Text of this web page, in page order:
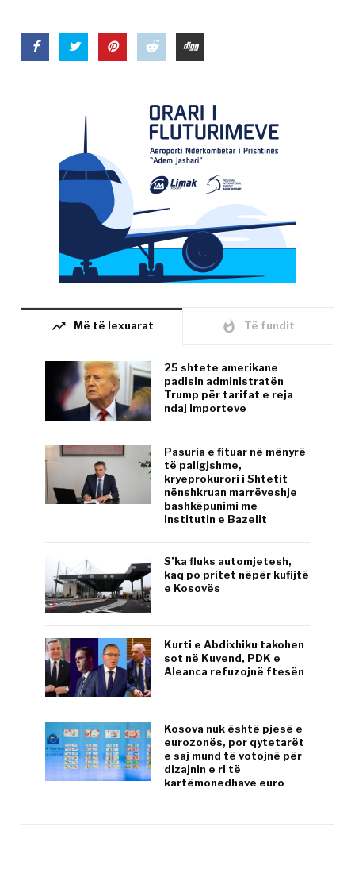
trending_up Më të lexuarat whatshot Të fundit
25 shtete amerikane
padisin administratën
Trump për tarifat e reja
ndaj importeve
Pasuria e fituar në mënyrë
të paligjshme,
kryeprokurori i Shtetit
nënshkruan marrëveshje
bashkëpunimi me
Institutin e Bazelit
S’ka fluks automjetesh,
kaq po pritet nëpër kufijtë
e Kosovës
Kurti e Abdixhiku takohen
sot në Kuvend, PDK e
Aleanca refuzojnë ftesën
Kosova nuk është pjesë e
eurozonës, por qytetarët
e saj mund të votojnë për
dizajnin e ri të
kartëmonedhave euro